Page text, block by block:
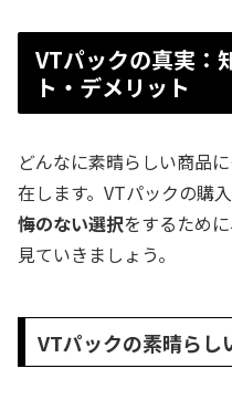
VTパックの真実：
ト・デメリット
どんなに素晴らしい商品
在します。VTパックの購
悔のない選択をするため
見ていきましょう。
VTパックの素晴らし